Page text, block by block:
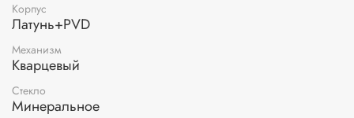
Корпус
Латунь+PVD
Механизм
Кварцевый
Стекло
Минеральное